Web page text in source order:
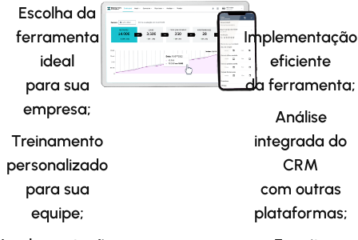
Escolha da
ferramenta
ideal
para sua
empresa;
Treinamento
personalizado
para sua
equipe;
Implementação
eficiente
da ferramenta;
Análise
integrada do
CRM
com outras
plataformas;